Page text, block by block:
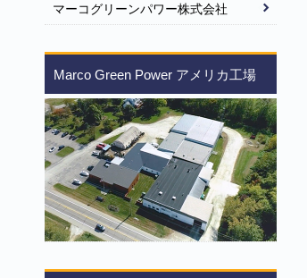
マーコグリーンパワー株式会社
Marco Green Power アメリカ工場